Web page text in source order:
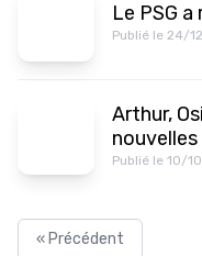
Le PSG
Publié le 24/
Arthur,
nouvelles
Publié le 10/
« Précédent